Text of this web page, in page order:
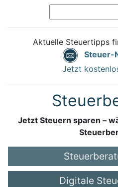
Aktuelle Steuertipps
Steuer-
Jetzt
Jetzt Steuern sparen –
Digitale